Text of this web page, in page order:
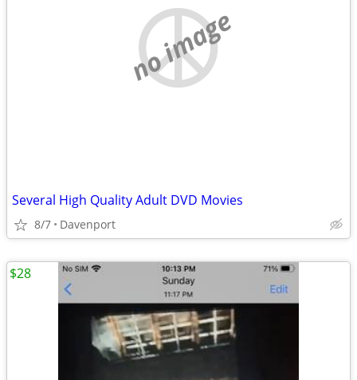
no image
Several High Quality Adult DVD Movies
8/7 Davenport
$28